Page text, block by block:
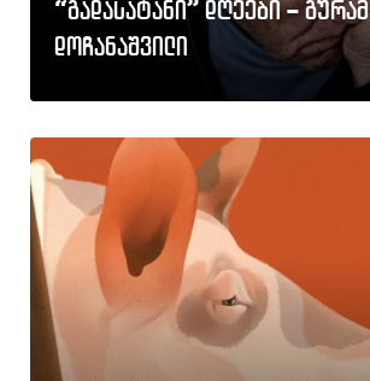
“გადასატანი” დღეები – გურამ
დოჩანაშვილი